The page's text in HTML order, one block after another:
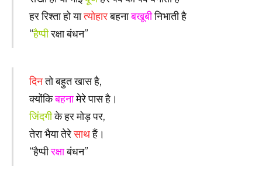
हर रिश्ता हो यात्योहारबहनाबखूबीनिभाती है
“हैप्पीरक्षा बंधन”
दिनतो बहुत खास है,
क्योंकिबहनामेरे पास है।
जिंदगीके हर मोड़ पर,
तेरा भैया तेरेसाथहैं।
“हैप्पीरक्षाबंधन”